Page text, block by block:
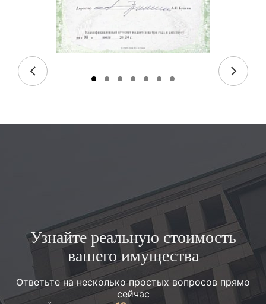
Узнайте реальную стоимость
вашего имущества
Ответьте на несколько простых вопросов прямо
сейчас